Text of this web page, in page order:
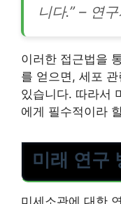
니다.” – 연
이러한 접근법을
를 얻으면, 세포
있습니다. 따라서
에게 필수적이라
미래 연구
미세소관에 대한